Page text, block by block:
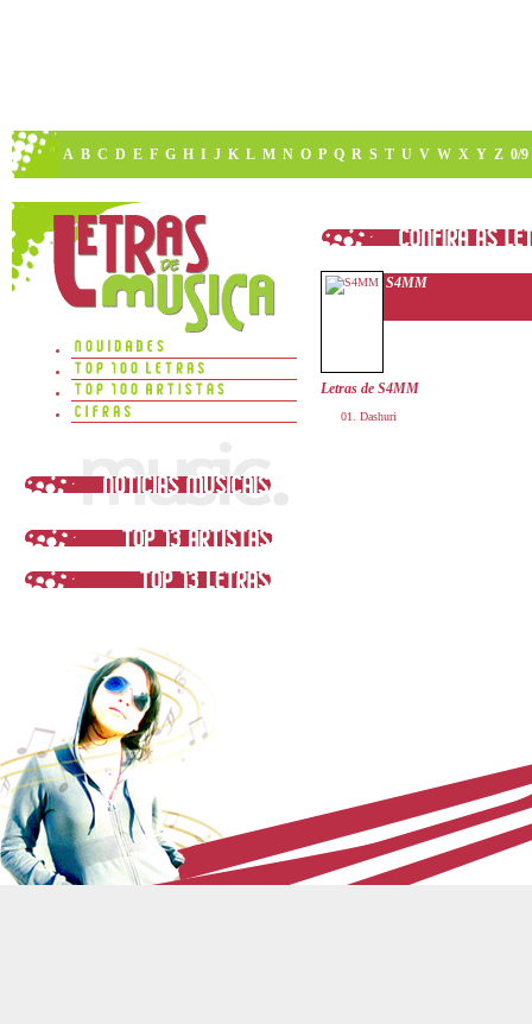
A B C D E F G H I J K L M N O P Q R S T U V W X Y Z 0/9
S4MM
Letras de S4MM
Dashuri